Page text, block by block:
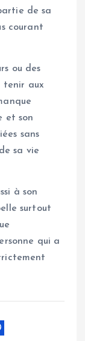
de sa
courant
ou des
tenir aux
et son
sans
sa vie
à son
surtout
qui a